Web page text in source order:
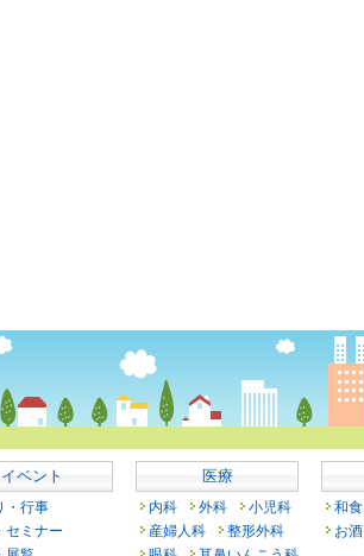
イベント
・行事
セミナー
医療
内科 外科
小児科
産婦人科
整形外科
和食
お酒